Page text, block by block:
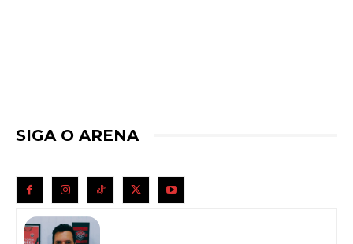
SIGA O ARENA